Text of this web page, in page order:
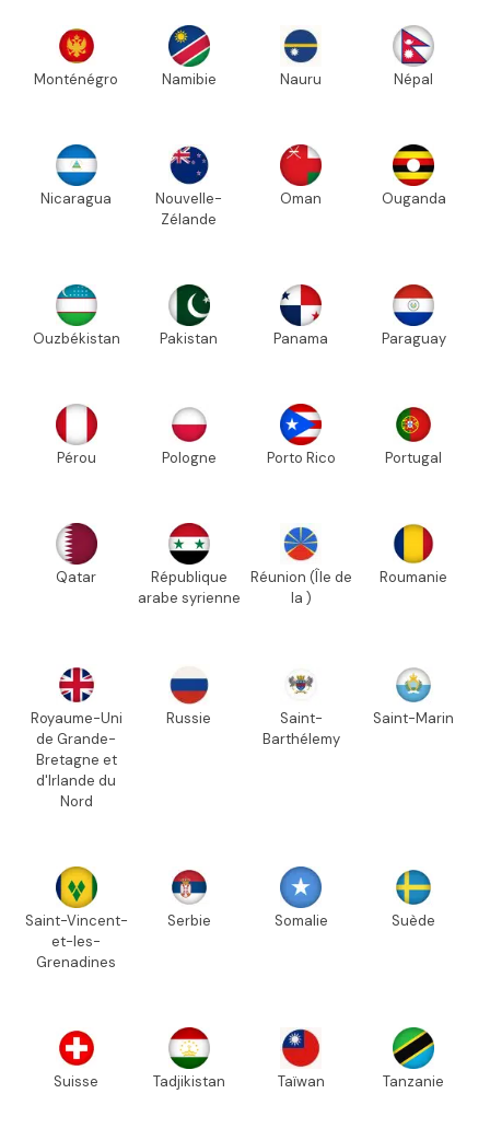
Monténégro Namibie Nauru Népal
Nicaragua
Nouvelle-
Zélande
Oman Ouganda
Ouzbékistan Pakistan Panama Paraguay
Pérou Pologne Porto Rico Portugal
Qatar
République
arabe syrienne
Réunion (Île de
la )
Roumanie
Royaume-Uni
de Grande-
Bretagne et
d'Irlande du
Nord
Russie
Saint-
Barthélemy
Saint-Marin
Saint-Vincent-
et-les-
Grenadines
Serbie Somalie Suède
Suisse Tadjikistan Taïwan Tanzanie